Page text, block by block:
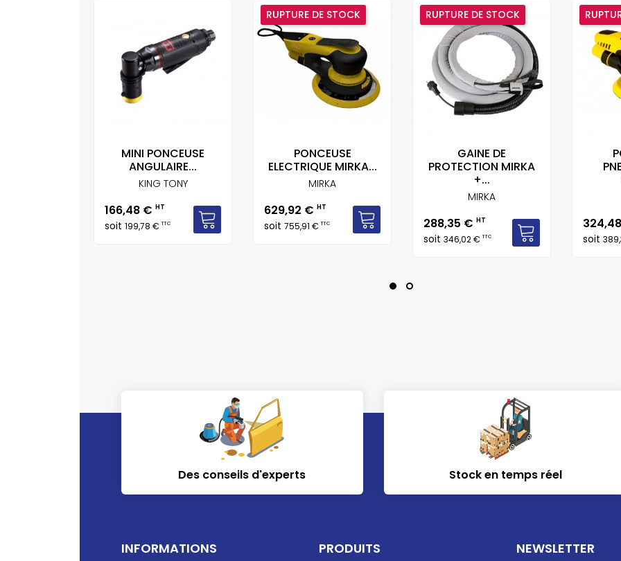
MINI PONCEUSE
ANGULAIRE...
KING TONY
Prix
166,48 € HT
soit 199,78 €TTC
PONCEUSE
ELECTRIQUE MIRKA...
MIRKA
Prix
629,92 € HT
soit 755,91 €TTC
RUPTURE DE STOCK
GAINE DE
PROTECTION MIRKA
+...
MIRKA
Prix
288,35 € HT
soit 346,02 €TTC
RUPTURE DE STOCK
Prix
soit
Des conseils d'experts Stock en temps réel
INFORMATIONS PRODUITS NEWSLETTER